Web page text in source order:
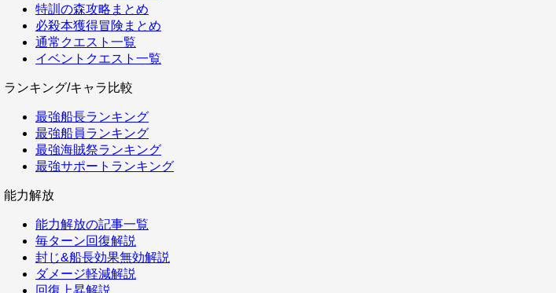
特訓の森攻略まとめ
必殺本獲得冒険まとめ
通常クエスト一覧
イベントクエスト一覧
ランキング/キャラ比較
最強船長ランキング
最強船員ランキング
最強海賊祭ランキング
最強サポートランキング
能力解放
能力解放の記事一覧
毎ターン回復解説
封じ&船長効果無効解説
ダメージ軽減解説
回復上昇解説